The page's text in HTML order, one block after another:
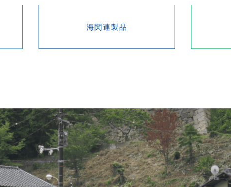
海関連製品